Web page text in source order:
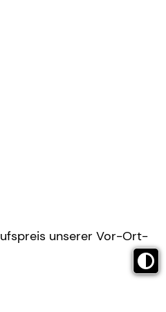
unserer Vor-Ort-